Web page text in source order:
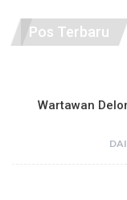
Pos Terbaru
Wartawan